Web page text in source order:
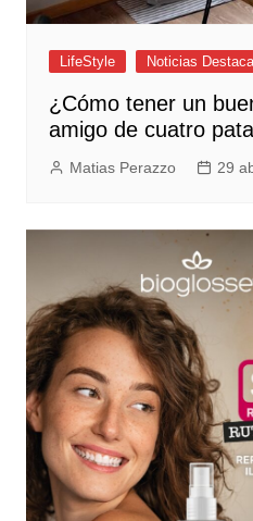
LifeStyle Noticias
¿Cómo tener un
amigo de cuatro
Matias Perazzo 29